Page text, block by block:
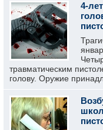
4-
травматическим
голову. Оружие